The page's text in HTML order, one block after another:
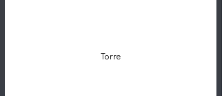
Torre